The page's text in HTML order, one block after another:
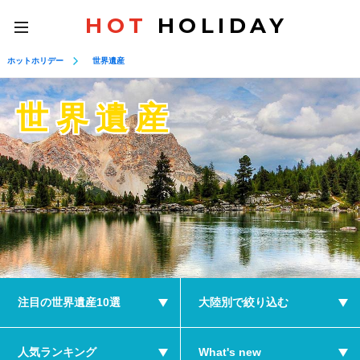
toggle
navigation
HOT HOLIDAY
ホットホリデー 世界遺産
世界遺産
注目の世界遺産10選 大陸別で絞り込む
人気ランキング What's new